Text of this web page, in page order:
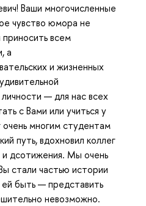
Ваши многочисленные
чувство юмора не
всем
а
и жизненных
— для нас всех
с Вами или учиться у
многим студентам
путь, вдохновил коллег
и дсотижения. Мы очень
стали частью истории
быть — представить
невозможно.